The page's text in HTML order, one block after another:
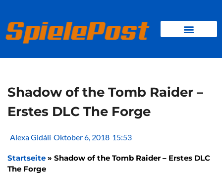
springen
Shadow of the Tomb Raider –
Erstes DLC The Forge
Alexa Gidáli Oktober 6, 2018 15:53
Startseite » Shadow of the Tomb Raider – Erstes DLC
The Forge